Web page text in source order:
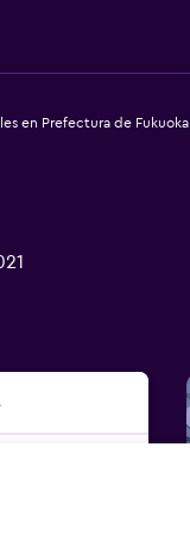
en Prefectura de Fukuoka